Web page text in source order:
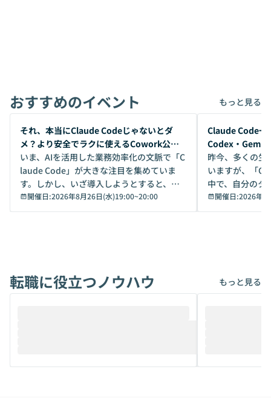
おすすめのイベント もっと見る
開催前
それ、本当にClaude Codeじゃないとダ
メ？より安全でラクに使えるCowork公開
デモ
いま、AIを活用した業務効率化の文脈で「C
laude Code」が大きな注目を集めていま
す。しかし、いざ導入しようとすると、セ
キュリティ面の懸念や権限管理のハードル
から、気軽に使えないケースも多いのでは
けでなく、想像以上の範囲まで自動化でき
ることは、まだあまり知られていません。
メルカリでの判断基準をもとに「なぜClau
開催日:2026年8月26日(水)19:00~20:00
開催前
Claude Code一
Codex・
昨今、多くの生
いますが、「
中で、自分のタ
いいのか」を自
か？ 「なんとなく誰かが良いと言っていた
は、評判では
ているAIを選ぶこ
それぞれの本当
開催日:2026年8
転職に役立つノウハウ もっと見る